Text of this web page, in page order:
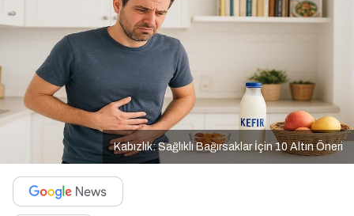
Kabızlık: Sağlıklı Bağırsaklar İçin 10 Altın Öneri